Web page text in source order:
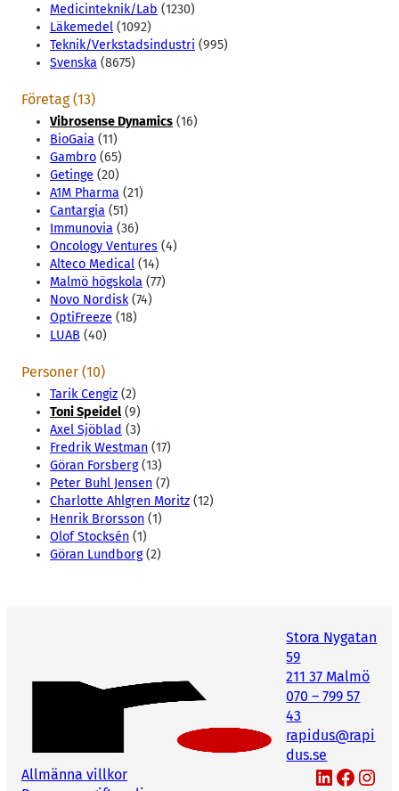
Medicinteknik/Lab (1230)
Läkemedel (1092)
Teknik/Verkstadsindustri (995)
Svenska (8675)
Företag (13)
Vibrosense Dynamics (16)
BioGaia (11)
Gambro (65)
Getinge (20)
A1M Pharma (21)
Cantargia (51)
Immunovia (36)
Oncology Ventures (4)
Alteco Medical (14)
Malmö högskola (77)
Novo Nordisk(74)
OptiFreeze (18)
LUAB (40)
Personer (10)
Tarik Cengiz (2)
Toni Speidel(9)
Axel Sjöblad (3)
Fredrik Westman (17)
Göran Forsberg(13)
Peter Buhl Jensen (7)
Charlotte Ahlgren Moritz (12)
Henrik Brorsson (1)
Olof Stocksén (1)
Göran Lundborg(2)
Stora Nygatan
59
211 37 Malmö
070 – 799 57
43
rapidus@rapi
dus.se
Allmänna villkor
LinkedIn Facebook Instagram